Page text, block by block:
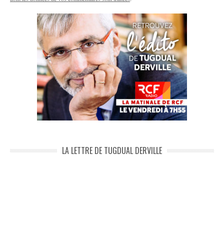
LA LETTRE DE TUGDUAL DERVILLE